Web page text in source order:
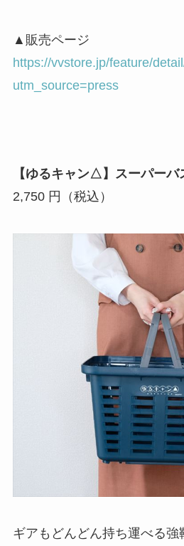
▲販売ページ
https://vvstore.jp/feature/
utm_source=press
【ゆるキャン△】スーパーバ
2,750 円（税込）
ギアもどんどん持ち運べる